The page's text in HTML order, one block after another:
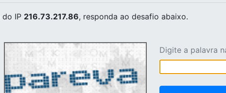
do IP 216.73.217.86, responda ao desafio abaixo.
Digite a palavra